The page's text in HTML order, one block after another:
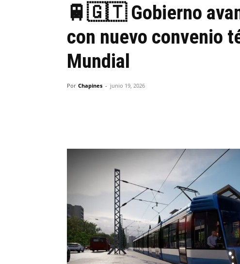
🚆🇬🇹 Gobierno
con nuevo convenio
Mundial
Por Chapines - junio 19, 2026